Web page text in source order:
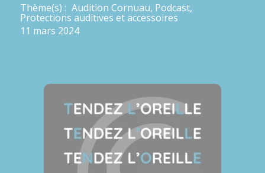
Thème(s) : Audition Cornuau, Podcast,
Protections auditives et accessoires
11 mars 2024